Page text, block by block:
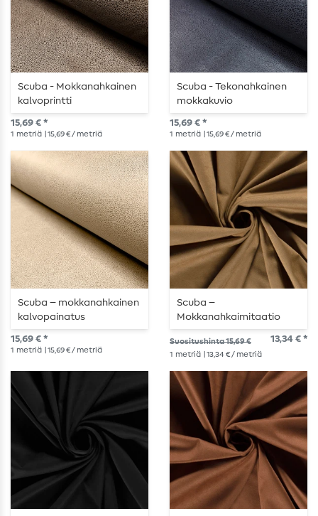
Scuba - Mokkanahkainen
kalvoprintti
taupenharmaa
15,69 € *
1 metriä | 15,69 € / metriä
Scuba - Tekonahkainen
mokkakuvio
foliopainatuksella Navy
15,69 € *
1 metriä | 15,69 € / metriä
Scuba – mokkanahkainen
kalvopainatus
karamellinruskea
15,69 € *
1 metriä | 15,69 € / metriä
Scuba –
Mokkanahkaimitaatio
toffeenruskea
Suositushinta 15,69 € 13,34 € *
1 metriä | 13,34 € / metriä